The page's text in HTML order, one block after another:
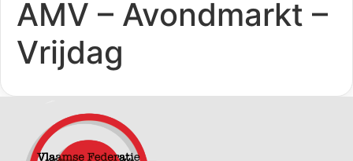
AMV – Avondmarkt –
Vrijdag